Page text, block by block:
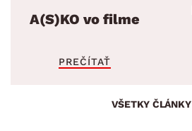
A(S)KO vo filme
PREČÍTAŤ
VŠETKY ČLÁNKY